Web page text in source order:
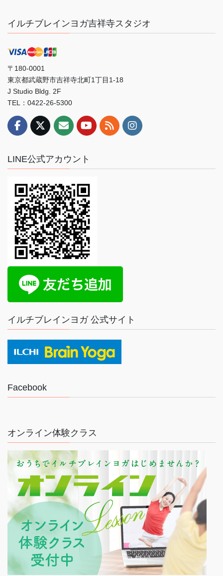
イルチブレインヨガ吉祥寺スタジオ
〒180-0001
東京都武蔵野市吉祥寺北町1丁目1-18
J Studio Bldg. 2F
TEL：0422-26-5300
LINE公式アカウント
イルチブレインヨガ 公式サイト
Facebook
オンライン体験クラス